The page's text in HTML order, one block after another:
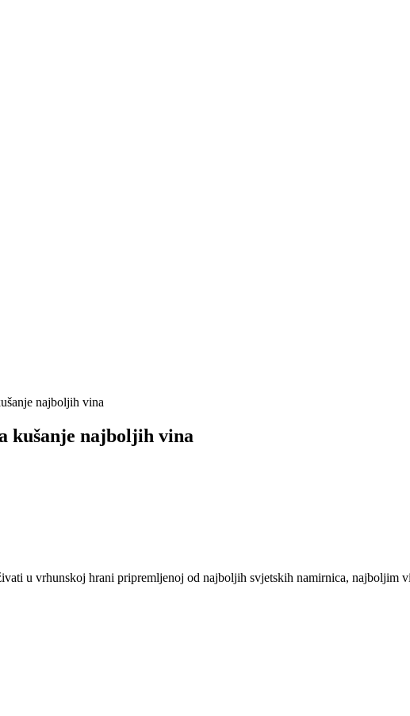
najboljih vina
kušanje najboljih vina
u vrhunskoj hrani pripremljenoj od najboljih svjetskih namirnica, najboljim